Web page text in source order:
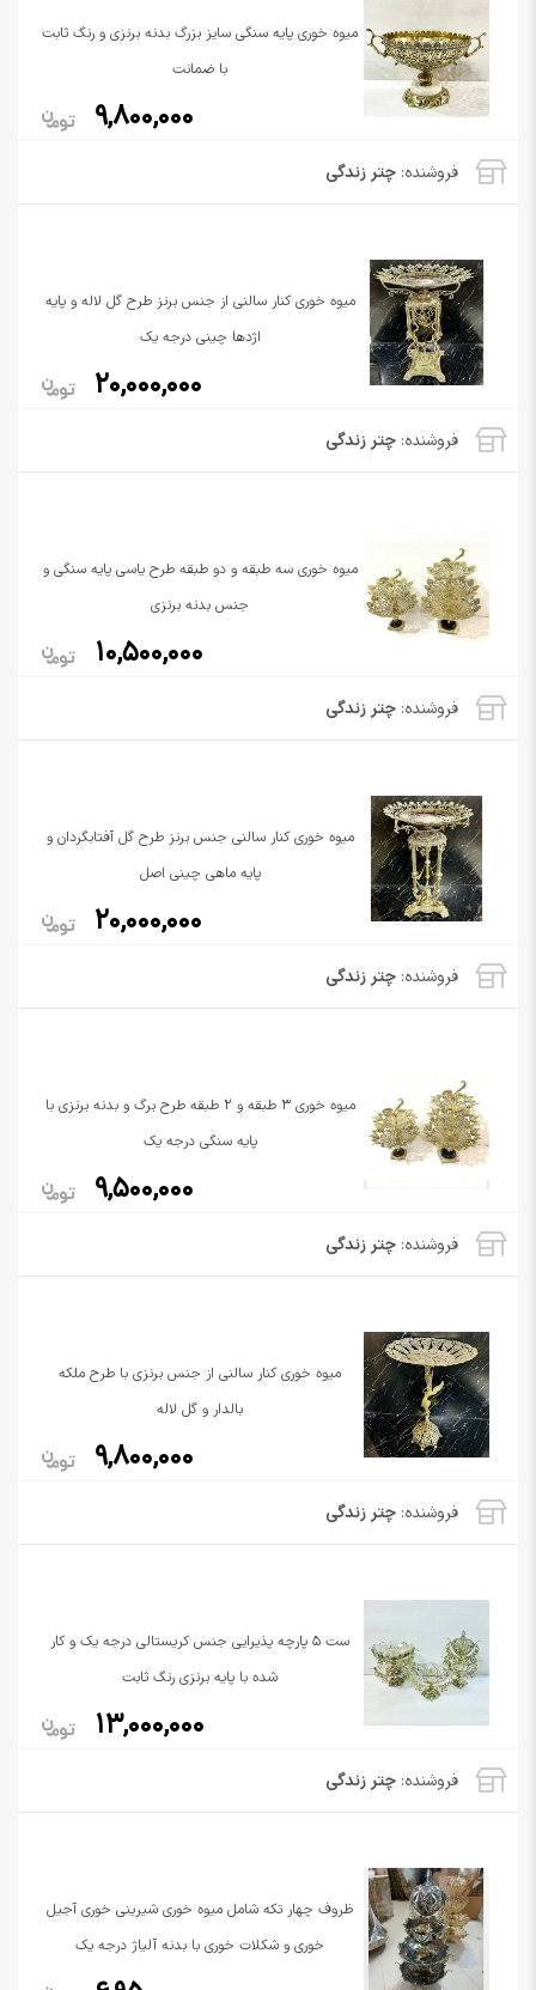
فروشنده:چتر زندگی
میوه خوری پایه سنگی سایز بزرگ بدنه برنزی و رنگ ثابت
با ضمانت
9,800,000
فروشنده:چتر زندگی
میوه خوری کنار سالنی از جنس برنز طرح گل لاله و پایه
اژدها چینی درجه یک
20,000,000
فروشنده:چتر زندگی
میوه خوری سه طبقه و دو طبقه طرح یاسی پایه سنگی و
جنس بدنه برنزی
10,500,000
فروشنده:چتر زندگی
میوه خوری کنار سالنی جنس برنز طرح گل آفتابگردان و
پایه ماهی چینی اصل
20,000,000
فروشنده:چتر زندگی
میوه خوری 3 طبقه و 2 طبقه طرح برگ و بدنه برنزی با
پایه سنگی درجه یک
9,500,000
فروشنده:چتر زندگی
میوه خوری کنار سالنی از جنس برنزی با طرح ملکه
بالدار و گل لاله
9,800,000
فروشنده:چتر زندگی
ست 5 پارچه پذیرایی جنس کریستالی درجه یک و کار
شده با پایه برنزی رنگ ثابت
13,000,000
ظروف چهار تکه شامل میوه خوری شیرینی خوری آجیل
خوری و شکلات خوری با بدنه آلیاژ درجه یک